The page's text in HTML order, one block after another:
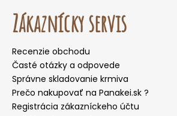
Zákaznícky servis
Recenzie obchodu
Časté otázky a odpovede
Správne skladovanie krmiva
Prečo nakupovať na Panakei.sk ?
Registrácia zákazníckeho účtu